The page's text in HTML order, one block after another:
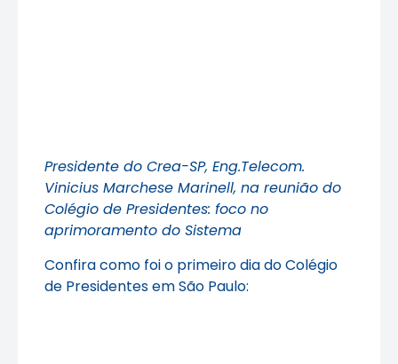
Presidente do Crea-SP, Eng.Telecom.
Vinicius Marchese Marinell, na reunião do
Colégio de Presidentes: foco no
aprimoramento do Sistema
Confira como foi o primeiro dia do Colégio
de Presidentes em São Paulo: